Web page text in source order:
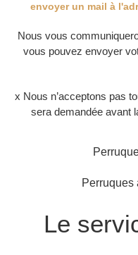
envoyer un mail à
Nous vous
vous pouvez envoyer
x Nous n’acceptons pas
sera demandée avant
Perruques
Le